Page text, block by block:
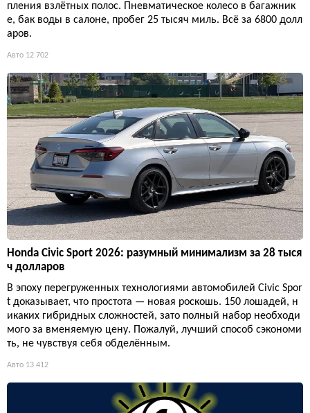
пления взлётных полос. Пневматическое колесо в багажник
е, бак воды в салоне, пробег 25 тысяч миль. Всё за 6800 долл
аров.
Авто 12 702
Honda Civic Sport 2026: разумный минимализм за 28 тыся
ч долларов
В эпоху перегруженных технологиями автомобилей Civic Spor
t доказывает, что простота — новая роскошь. 150 лошадей, н
икаких гибридных сложностей, зато полный набор необходи
мого за вменяемую цену. Пожалуй, лучший способ сэкономи
ть, не чувствуя себя обделённым.
Авто 13 412